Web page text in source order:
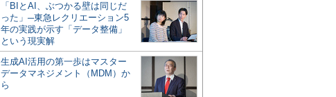
「BIとAI、ぶつかる壁は同じだ
った」─東急レクリエーション5
年の実践が示す「データ整備」
という現実解
生成AI活用の第一歩はマスター
データマネジメント（MDM）か
ら